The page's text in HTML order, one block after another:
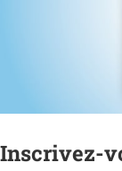
Inscrivez-